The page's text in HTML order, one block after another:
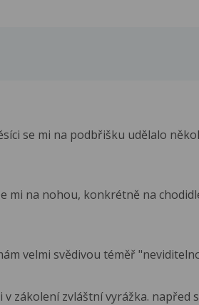
se mi na podbřišku udělalo
mi na nohou, konkrétně na
velmi svědivou téměř
zákolení zvláštní vyrážka. napřed